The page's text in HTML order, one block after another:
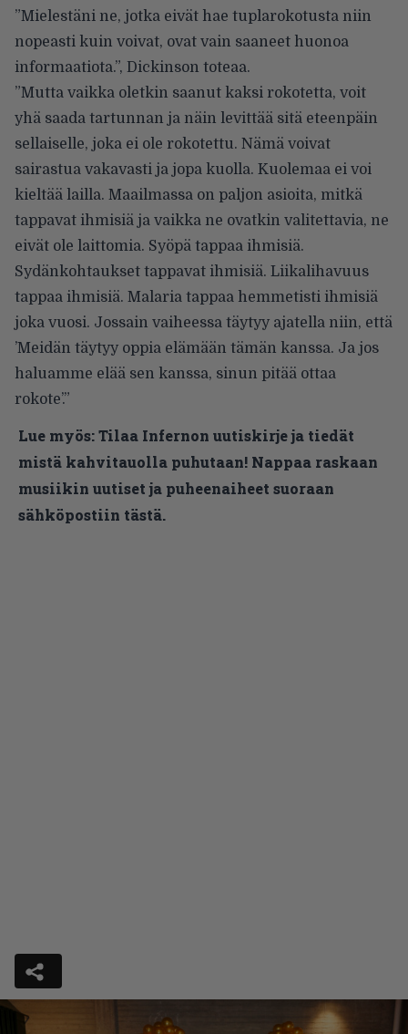
”Mielestäni ne, jotka eivät hae tuplarokotusta niin
nopeasti kuin voivat, ovat vain saaneet huonoa
informaatiota.”, Dickinson toteaa.
”Mutta vaikka oletkin saanut kaksi rokotetta, voit
yhä saada tartunnan ja näin levittää sitä eteenpäin
sellaiselle, joka ei ole rokotettu. Nämä voivat
sairastua vakavasti ja jopa kuolla. Kuolemaa ei voi
kieltää lailla. Maailmassa on paljon asioita, mitkä
tappavat ihmisiä ja vaikka ne ovatkin valitettavia, ne
eivät ole laittomia. Syöpä tappaa ihmisiä.
Sydänkohtaukset tappavat ihmisiä. Liikalihavuus
tappaa ihmisiä. Malaria tappaa hemmetisti ihmisiä
joka vuosi. Jossain vaiheessa täytyy ajatella niin, että
’Meidän täytyy oppia elämään tämän kanssa. Ja jos
haluamme elää sen kanssa, sinun pitää ottaa
rokote’.”
Lue myös:Tilaa Infernon uutiskirje ja tiedät
mistä kahvitauolla puhutaan! Nappaa raskaan
musiikin uutiset ja puheenaiheet suoraan
sähköpostiin tästä.